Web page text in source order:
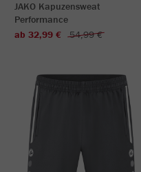
JAKO Kapuzensweat
Performance
ab 32,99 €
54,99 €